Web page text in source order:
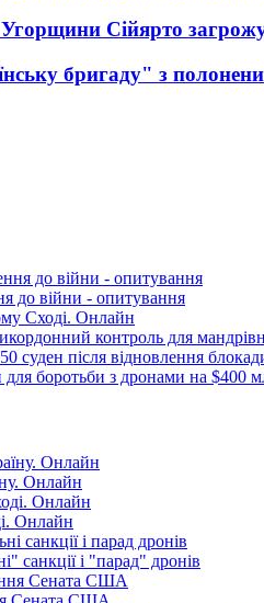
Сійярто
бригаду" з
до війни - опитування
Сході. Онлайн
контроль для
після відновлення
для боротьби з дронами на $400
Онлайн
Онлайн
санкції і "парад" дронів